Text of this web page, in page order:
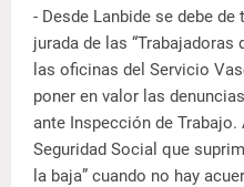
- Desde Lanbide se debe
jurada de las “Trabajadoras
las oficinas del Servicio
poner en valor las
ante Inspección de Trabajo.
Seguridad Social que
la baja” cuando no hay